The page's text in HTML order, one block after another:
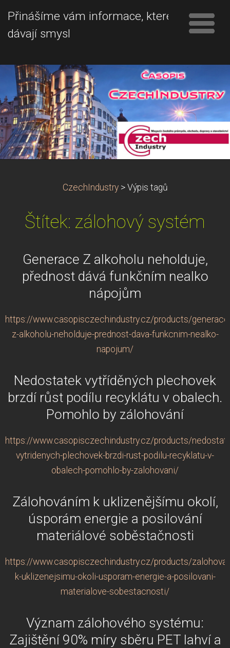
Přinášíme vám informace, které
dávají smysl
CzechIndustry > Výpis tagů
Štítek: zálohový systém
Generace Z alkoholu neholduje,
přednost dává funkčním nealko
nápojům
https://www.casopisczechindustry.cz/products/
z-alkoholu-neholduje-prednost-dava-funkcnim-nealko-
napojum/
Nedostatek vytříděných plechovek
brzdí růst podílu recyklátu v obalech.
Pomohlo by zálohování
https://www.casopisczechindustry.cz/products/
vytridenych-plechovek-brzdi-rust-podilu-recyklatu-v-
obalech-pomohlo-by-zalohovani/
Zálohováním k uklizenějšímu okolí,
úsporám energie a posilování
materiálové soběstačnosti
https://www.casopisczechindustry.cz/products/
k-uklizenejsimu-okoli-usporam-energie-a-posilovani-
materialove-sobestacnosti/
Význam zálohového systému:
Zajištění 90% míry sběru PET lahví a